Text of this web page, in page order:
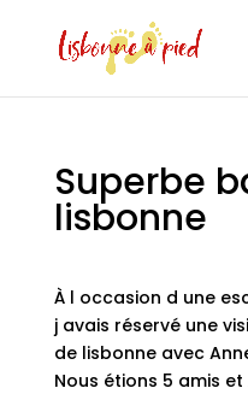
Superbe
lisbonne
À l occasion d une
j avais réservé une
de lisbonne avec
Nous étions 5 amis